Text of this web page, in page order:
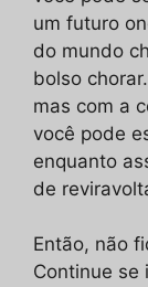
um futuro
do mundo
bolso
mas com a
você pode
enquanto
de
Então, não
Continue se